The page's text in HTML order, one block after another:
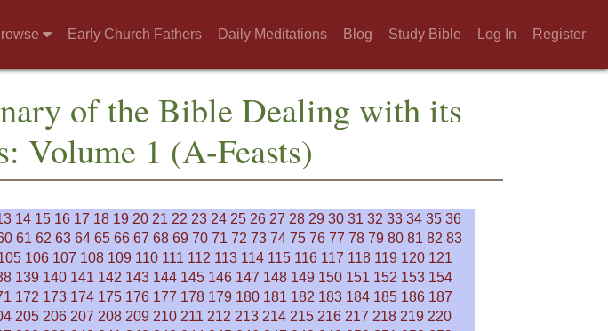
Early Church Fathers Daily Meditations Blog Study Bible Log In Register
of the Bible Dealing with its
Volume 1 (A-Feasts)
14 15 16 17 18 19 20 21 22 23 24 25 26 27 28 29 30 31 32 33 34 35 36
61 62 63 64 65 66 67 68 69 70 71 72 73 74 75 76 77 78 79 80 81 82 83
106 107 108 109 110 111 112 113 114 115 116 117 118 119 120 121
139 140 141 142 143 144 145 146 147 148 149 150 151 152 153 154
172 173 174 175 176 177 178 179 180 181 182 183 184 185 186 187
205 206 207 208 209 210 211 212 213 214 215 216 217 218 219 220